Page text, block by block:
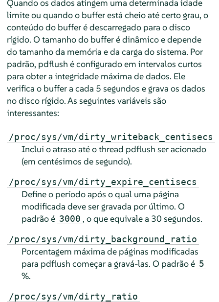
Quando os dados atingem uma determinada idade
limite ou quando o buffer está cheio até certo grau, o
conteúdo do buffer é descarregado para o disco
rígido. O tamanho do buffer é dinâmico e depende
do tamanho da memória e da carga do sistema. Por
padrão, pdflush é configurado em intervalos curtos
para obter a integridade máxima de dados. Ele
verifica o buffer a cada 5 segundos e grava os dados
no disco rígido. As seguintes variáveis são
interessantes:
/proc/sys/vm/dirty_writeback_centisecs
Inclui o atraso até o thread pdflush ser acionado
(em centésimos de segundo).
/proc/sys/vm/dirty_expire_centisecs
Define o período após o qual uma página
modificada deve ser gravada por último. O
padrão é 3000 , o que equivale a 30 segundos.
/proc/sys/vm/dirty_background_ratio
Porcentagem máxima de páginas modificadas
para pdflush começar a gravá-las. O padrão é 5
%.
/proc/sys/vm/dirty_ratio